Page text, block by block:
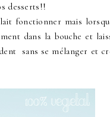
desserts!!
fonctionner mais
dans la bouche et
sans se mélanger et